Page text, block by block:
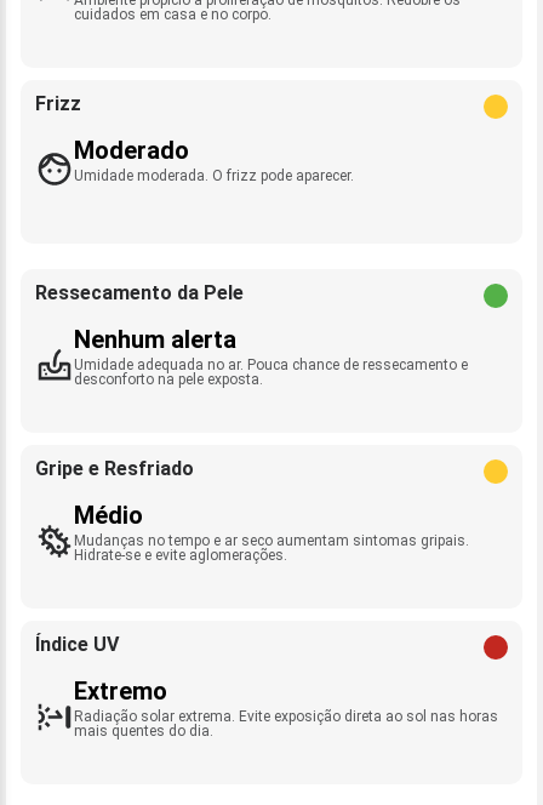
cuidados em casa e no corpo.
Frizz
Moderado
Umidade moderada. O frizz pode aparecer.
Ressecamento da Pele
Nenhum alerta
Umidade adequada no ar. Pouca chance de ressecamento e
desconforto na pele exposta.
Gripe e Resfriado
Médio
Mudanças no tempo e ar seco aumentam sintomas gripais.
Hidrate-se e evite aglomerações.
Índice UV
Extremo
Radiação solar extrema. Evite exposição direta ao sol nas horas
mais quentes do dia.